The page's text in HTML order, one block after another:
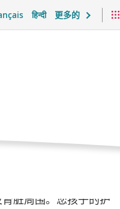
हिन्दी 更多的
脏周围。您孩子的护